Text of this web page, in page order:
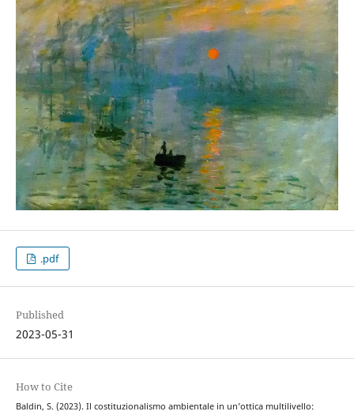
.pdf
Published
2023-05-31
How to Cite
Baldin, S. (2023). Il costituzionalismo ambientale in un’ottica multilivello: